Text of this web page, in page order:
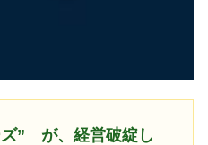
”
が、経営破綻し